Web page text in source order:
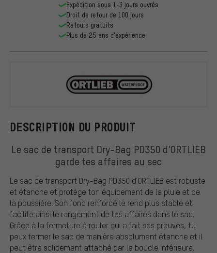
DESCRIPTION DU PRODUIT
Le sac de transport Dry-Bag PD350 d'ORTLIEB
garde tes affaires au sec
Le sac de transport Dry-Bag PD350 d'ORTLIEB est robuste
et étanche et protège ton équipement de la pluie et de
la poussière. Son fond renforcé le rend plus stable et
facilite ainsi le rangement de tes affaires dans le sac.
Grâce à la fermeture à rouler qui a fait ses preuves, tu
peux fermer le sac de manière absolument étanche et il
peut être solidement attaché par la boucle inférieure.
Expédition sous 1-3 jours ouvrés
Droit de retour de 100 jours
Retours gratuits
Plus de 25 ans d'expérience
ORTLIEB